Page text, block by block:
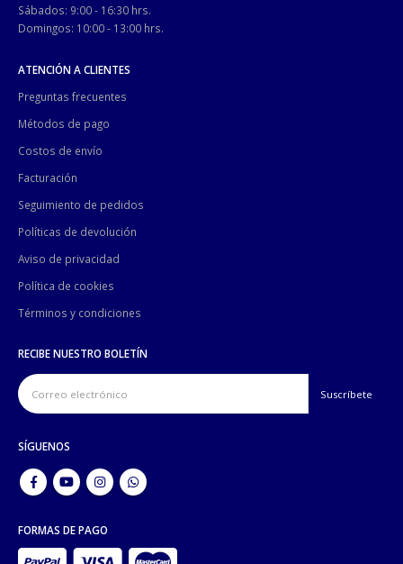
Sábados: 9:00 - 16:30 hrs.
Domingos: 10:00 - 13:00 hrs.
ATENCIÓN A CLIENTES
Preguntas frecuentes
Métodos de pago
Costos de envío
Facturación
Seguimiento de pedidos
Políticas de devolución
Aviso de privacidad
Política de cookies
Términos y condiciones
RECIBE NUESTRO BOLETÍN
SÍGUENOS
FORMAS DE PAGO